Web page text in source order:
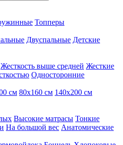
Топперы
Двуспальные Детские
Жесткость выше средней Жесткие
Односторонние
см 80х160 см 140х200 см
Высокие матрасы Тонкие
На большой вес Анатомические